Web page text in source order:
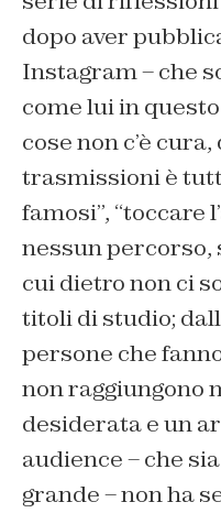
dopo aver
Instagram – che
come lui in
cose non c’è
trasmissioni è
famosi”, “toccare
nessun percorso,
cui dietro non ci
titoli di studio;
persone che
non raggiungono
desiderata e un
audience – che
grande – non ha